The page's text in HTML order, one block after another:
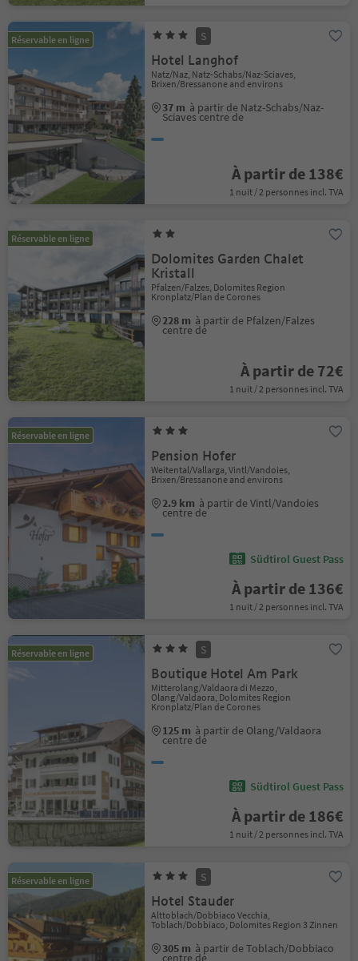
Réservable en ligne S
Hotel Langhof
Natz/Naz, Natz-Schabs/Naz-Sciaves,
Brixen/Bressanone and environs
37 m à partir de Natz-Schabs/Naz-
Sciaves centre de
À partir de 138€
1 nuit / 2 personnes incl. TVA
Réservable en ligne
Dolomites Garden Chalet
Kristall
Pfalzen/Falzes, Dolomites Region
Kronplatz/Plan de Corones
228 m à partir de Pfalzen/Falzes
centre de
À partir de 72€
1 nuit / 2 personnes incl. TVA
Réservable en ligne
Pension Hofer
Weitental/Vallarga, Vintl/Vandoies,
Brixen/Bressanone and environs
2.9 km à partir de Vintl/Vandoies
centre de
Südtirol Guest Pass
À partir de 136€
1 nuit / 2 personnes incl. TVA
Réservable en ligne S
Boutique Hotel Am Park
Mitterolang/Valdaora di Mezzo,
Olang/Valdaora, Dolomites Region
Kronplatz/Plan de Corones
125 m à partir de Olang/Valdaora
centre de
Südtirol Guest Pass
À partir de 186€
1 nuit / 2 personnes incl. TVA
Réservable en ligne S
Hotel Stauder
Alttoblach/Dobbiaco Vecchia,
Toblach/Dobbiaco, Dolomites Region 3 Zinnen
305 m à partir de Toblach/Dobbiaco
centre de